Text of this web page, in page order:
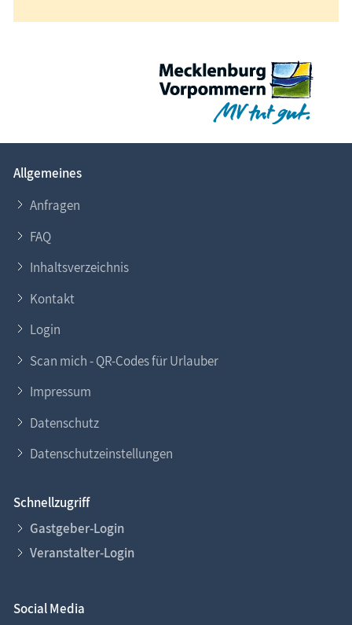
Allgemeines
Anfragen
FAQ
Inhaltsverzeichnis
Kontakt
Login
Scan mich - QR-Codes für Urlauber
Impressum
Datenschutz
Datenschutzeinstellungen
Schnellzugriff
Gastgeber-Login
Veranstalter-Login
Social Media